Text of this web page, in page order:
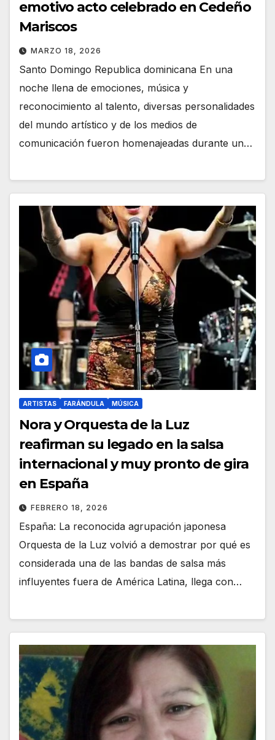
emotivo acto celebrado en Cedeño
Mariscos
MARZO 18, 2026
Santo Domingo Republica dominicana En una
noche llena de emociones, música y
reconocimiento al talento, diversas personalidades
del mundo artístico y de los medios de
comunicación fueron homenajeadas durante un…
ARTISTAS FARÁNDULA MÚSICA
Nora y Orquesta de la Luz
reafirman su legado en la salsa
internacional y muy pronto de gira
en España
FEBRERO 18, 2026
España: La reconocida agrupación japonesa
Orquesta de la Luz volvió a demostrar por qué es
considerada una de las bandas de salsa más
influyentes fuera de América Latina, llega con…